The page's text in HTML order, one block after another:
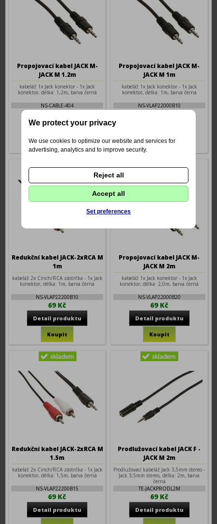
Propojovací kabel JACK M-
JACK M 1.2m
kabeláž 1x Jack konektor - 1x Jack
konektor, délka: 1,2m, barva černá
NS-CABLE-404
Propojovací kabel JACK M-
JACK M 1m
kabeláž 1x Jack konektor - 1x Jack
konektor, délka: 1m, barva černá
NS-VLAP22000B10
Redukční kabel JACK-2xRCA M
1m
kabeláž 2x Cinch/RCA zástrčka - 1x Jack
konektor, délka: 1m, barva černá
NS-VLAP22200B10
69 Kč
Propojovací kabel JACK M-
JACK M 2m
kabeláž 1x Jack konektor - 1x Jack
konektor, délka: 2,0m, barva černá
NS-VLAP22000B20
69 Kč
Redukční kabel JACK-2xRCA M
1.5m
kabeláž 2x Cinch/RCA zástrčka - 1x Jack
konektor, délka: 1,5m, barva černá
NS-VLAP22200B15
69 Kč
Prodlužovací kabel JACK F -
JACK M 2m
Prodlužovací kabeláž Jack 3,5mm stereo -
Jack 3,5mm stereo, délka: 2m, barva
černá
TE-JACKPRODL2M
69 Kč
We protect your privacy
We use cookies to optimize our website and services for
advertising, analytics and to improve security.
Reject all
Accept all
Set preferences